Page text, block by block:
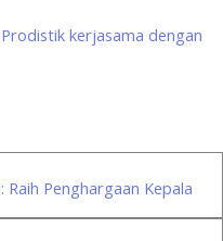
kerjasama dengan
Penghargaan Kepala